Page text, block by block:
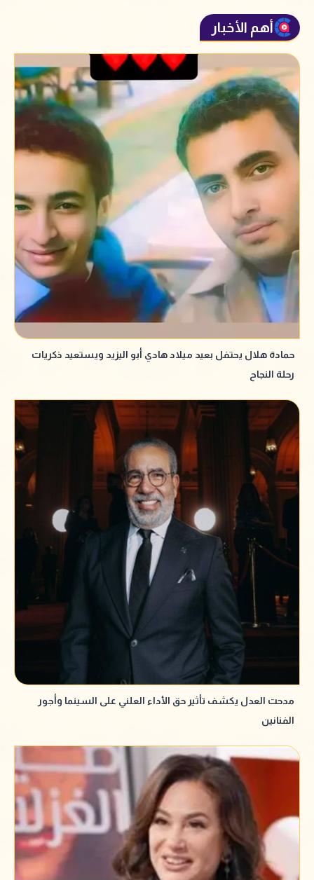
أهم الأخبار
حمادة هلال يحتفل بعيد ميلاد هادي أبو اليزيد ويستعيد ذكريات
رحلة النجاح
مدحت العدل يكشف تأثير حق الأداء العلني على السينما وأجور
الفنانين